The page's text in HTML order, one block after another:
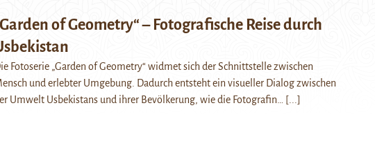
of Geometry“ – Fotografische Reise durch
Fotoserie „Garden of Geometry“ widmet sich der Schnittstelle zwischen
und erlebter Umgebung. Dadurch entsteht ein visueller Dialog zwischen
Umwelt Usbekistans und ihrer Bevölkerung, wie die Fotografin…
[...]